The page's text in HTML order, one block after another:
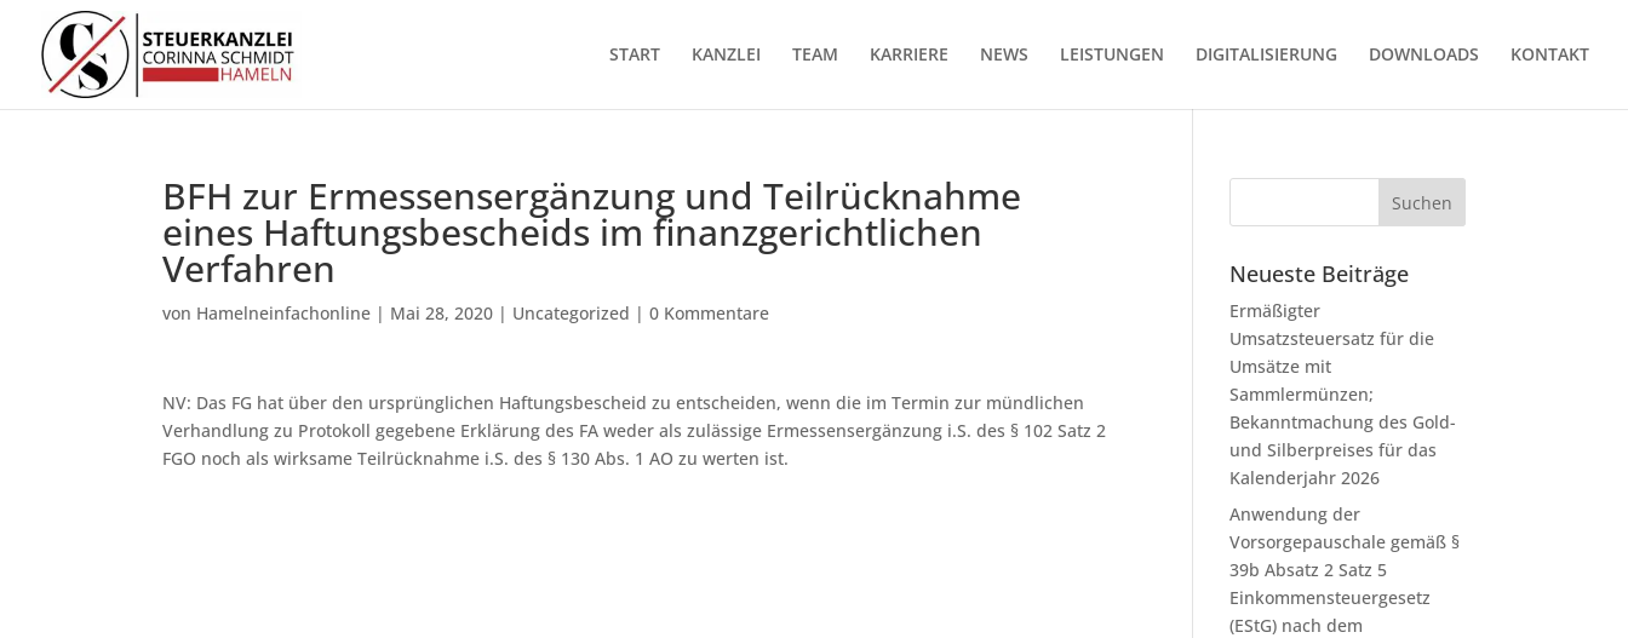
START KANZLEI TEAM KARRIERE NEWS LEISTUNGEN DIGITALISIERUNG DOWNLOADS KONTAKT
BFH zur Ermessensergänzung und Teilrücknahme
eines Haftungsbescheids im finanzgerichtlichen
Verfahren
von Hamelneinfachonline | Mai 28, 2020 | Uncategorized |0 Kommentare
NV: Das FG hat über den ursprünglichen Haftungsbescheid zu entscheiden, wenn die im Termin zur mündlichen
Verhandlung zu Protokoll gegebene Erklärung des FA weder als zulässige Ermessensergänzung i.S. des § 102 Satz 2
FGO noch als wirksame Teilrücknahme i.S. des § 130 Abs. 1 AO zu werten ist.
Neueste Beiträge
Ermäßigter
Umsatzsteuersatz für die
Umsätze mit
Sammlermünzen;
Bekanntmachung des Gold-
und Silberpreises für das
Kalenderjahr 2026
Anwendung der
Vorsorgepauschale gemäß §
39b Absatz 2 Satz 5
Einkommensteuergesetz
(EStG) nach dem